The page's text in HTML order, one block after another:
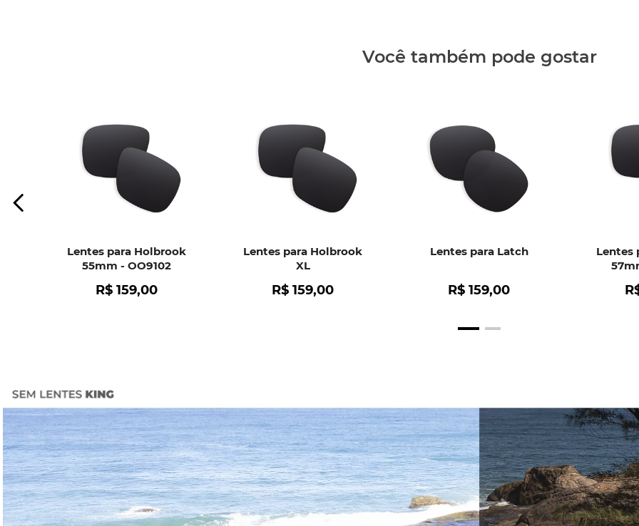
Você também pode gostar
Lentes para Holbrook
55mm - OO9102
R$ 159,00
Lentes para Holbrook
XL
R$ 159,00
Lentes para Latch
R$ 159,00
Lentes